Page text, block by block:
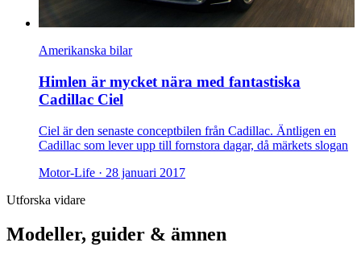
Amerikanska bilar
Himlen är mycket nära med fantastiska
Cadillac Ciel
Ciel är den senaste conceptbilen från Cadillac. Äntligen en
Cadillac som lever upp till fornstora dagar, då märkets slogan
Motor-Life · 28 januari 2017
Utforska vidare
Modeller, guider & ämnen